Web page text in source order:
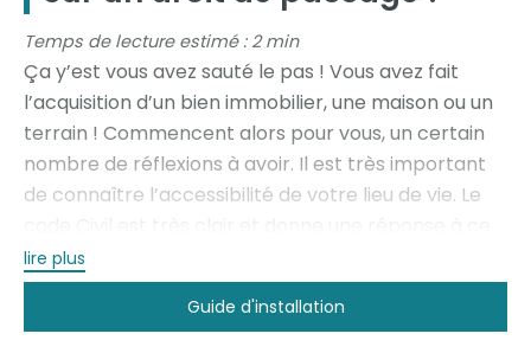
Temps de lecture estimé : 2 min
Ça y’est vous avez sauté le pas ! Vous avez fait
l’acquisition d’un bien immobilier, une maison ou un
terrain ! Commencent alors pour vous, un certain
nombre de réflexions à avoir. Il est très important
de connaître l’accessibilité de votre lieu de vie. Le
sujet. Il indique qu’un terrain doit constamment être
accessible par ses propriétaires. Quand une
parcelle est enclavée, c’est-à-dire, entourée par
lire plus
Guide d'installation